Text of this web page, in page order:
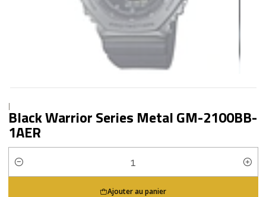
|
Black Warrior Series Metal GM-2100BB-
1AER
Quantité
Ajouter au panier